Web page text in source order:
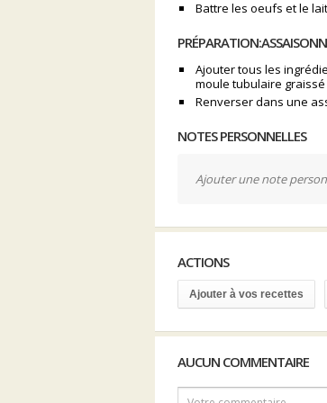
Battre les oeufs et le
Ajouter tous les
moule tubulaire graissé
Renverser dans une
NOTES PERSONNELLES
Ajouter une note
ACTIONS
Ajouter à vos recettes
AUCUN COMMENTAIRE